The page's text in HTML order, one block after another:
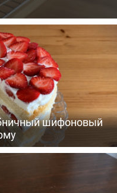
шифоновый